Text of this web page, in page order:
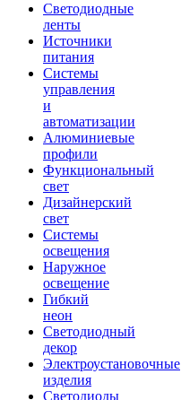
Светодиодные
ленты
Источники
питания
Системы
управления
и
автоматизации
Алюминиевые
профили
Функциональный
свет
Дизайнерский
свет
Системы
освещения
Наружное
освещение
Гибкий
неон
Светодиодный
декор
Электроустановочные
изделия
Светодиоды